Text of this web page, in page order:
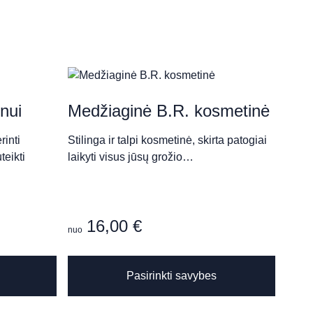
Medžiaginė B.R. kosmetinė
Stilinga ir talpi kosmetinė, skirta patogiai
laikyti visus jūsų grožio…
nuo 16,00 €
Pasirinkti savybes
has